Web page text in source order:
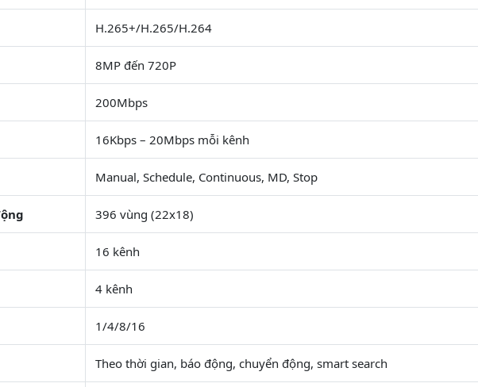
H.265+/H.265/H.264
8MP đến 720P
200Mbps
16Kbps – 20Mbps mỗi kênh
Manual, Schedule, Continuous, MD, Stop
396 vùng (22x18)
16 kênh
4 kênh
1/4/8/16
Theo thời gian, báo động, chuyển động, smart search